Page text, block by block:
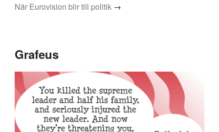
När Eurovision blir till politik →
Grafeus